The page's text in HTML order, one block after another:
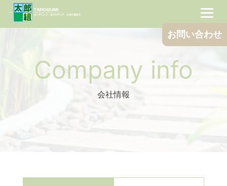
Skip
content
お問い合わせ
Company info
会社情報